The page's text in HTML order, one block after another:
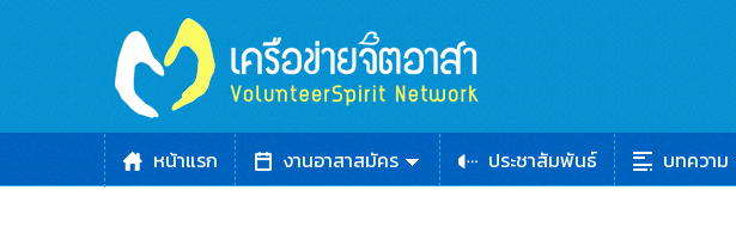
หน้าแรก งานอาสาสมัคร ประชาสัมพันธ์ บทความ